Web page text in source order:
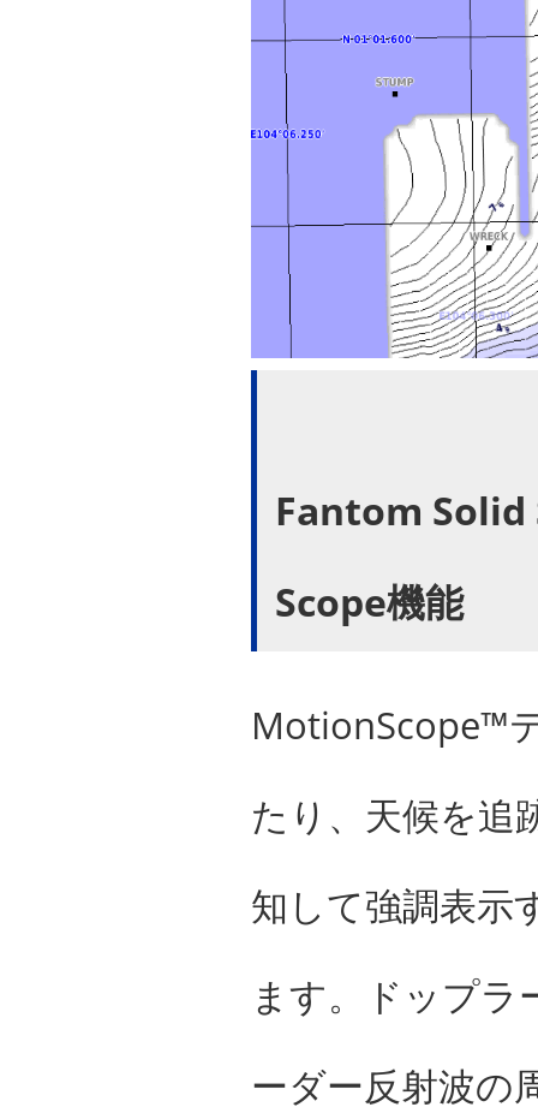
Fantom
Scope機能
MotionScope™
たり、天候を追
知して強調表示
ます。ドップラ
ーダー反射波の